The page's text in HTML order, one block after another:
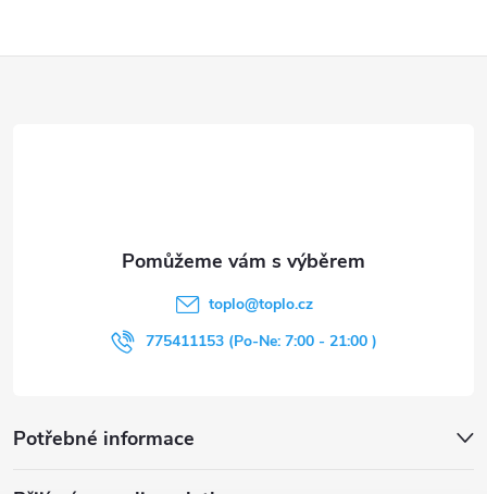
k
Potřebné informace
toplo@toplo.cz
775411153 (Po-Ne: 7:00 - 21:00 )